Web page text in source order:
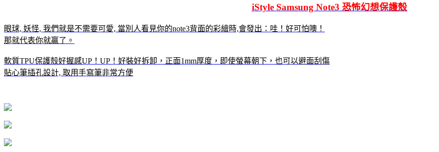
iStyle Samsung Note3 恐怖幻想保護殼
眼球, 妖怪, 我們就是不需要可愛, 當別人看見你的note3背面的彩繪時,會發出：哇！好可怕噢！
那就代表你就贏了。
軟質TPU保護殼好握感UP！UP！好裝好拆卸，正面1mm厚度，即使螢幕朝下，也可以避面刮傷
貼心筆插孔設計, 取用手寫筆非常方便